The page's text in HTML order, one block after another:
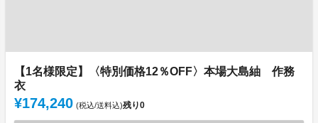
【1名様限定】〈特別価格12％OFF〉本場大島紬 作務
衣
¥174,240 (税込/送料込)残り0